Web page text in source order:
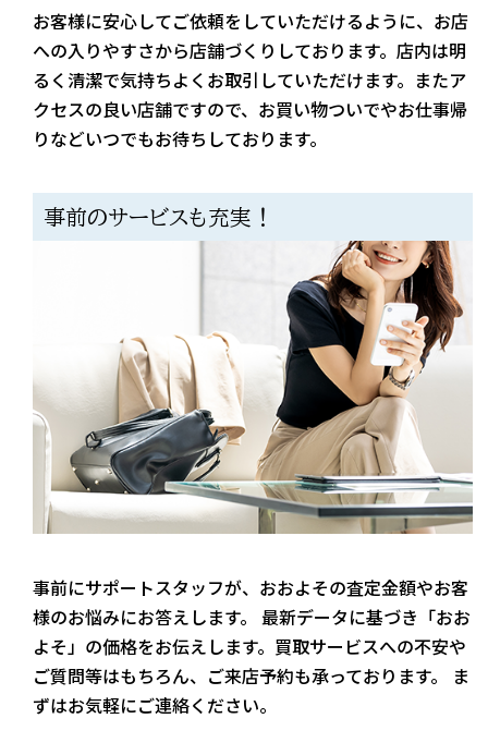
お客様に安心してご依頼をしていただけるように、お店
への入りやすさから店舗づくりしております。店内は明
るく清潔で気持ちよくお取引していただけます。またア
クセスの良い店舗ですので、お買い物ついでやお仕事帰
りなどいつでもお待ちしております。
事前のサービスも充実！
事前にサポートスタッフが、おおよその査定金額やお客
様のお悩みにお答えします。 最新データに基づき「おお
よそ」の価格をお伝えします。買取サービスへの不安や
ご質問等はもちろん、ご来店予約も承っております。 ま
ずはお気軽にご連絡ください。